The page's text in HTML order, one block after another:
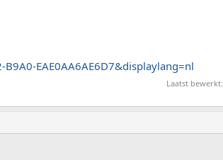
EAE0AA6AE6D7&displaylang=nl
Laatst bewerkt: